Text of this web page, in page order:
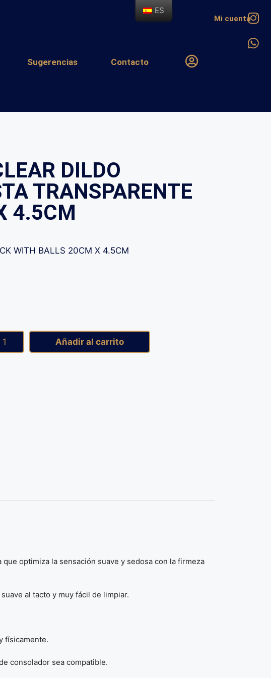
Mi cuenta
Sugerencias Contacto
DILDO
TRANSPARENTE
4.5CM
WITH BALLS 20CM X 4.5CM
Añadir al carrito
optimiza la sensación suave y sedosa con la firmeza
al tacto y muy fácil de limpiar.
físicamente.
consolador sea compatible.
ES